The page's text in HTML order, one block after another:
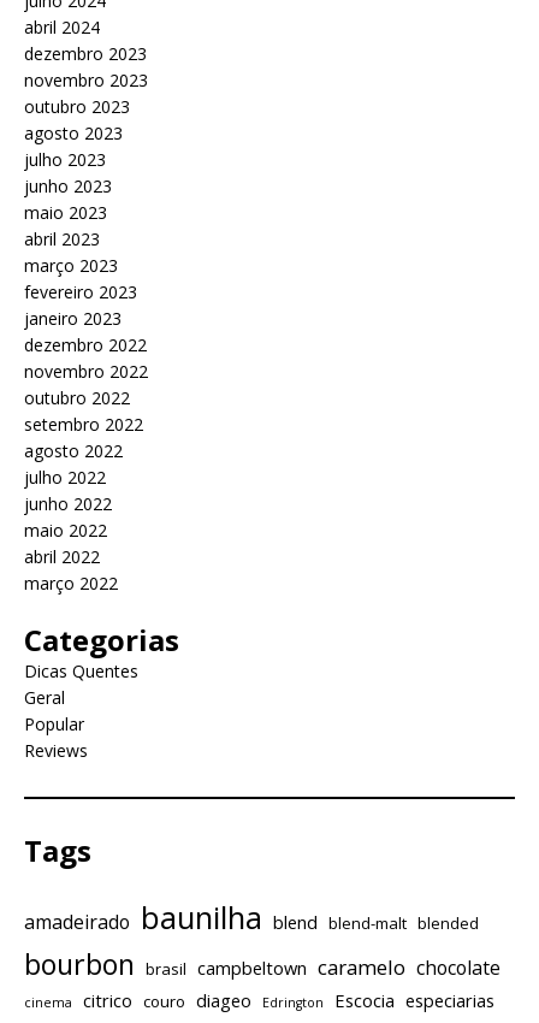
abril 2024
dezembro 2023
novembro 2023
outubro 2023
agosto 2023
julho 2023
junho 2023
maio 2023
abril 2023
março 2023
fevereiro 2023
janeiro 2023
dezembro 2022
novembro 2022
outubro 2022
setembro 2022
agosto 2022
julho 2022
junho 2022
maio 2022
abril 2022
março 2022
Categorias
Dicas Quentes
Geral
Popular
Reviews
Tags
amadeirado baunilha blend blend-malt blended
bourbon brasil campbeltown caramelo chocolate
cinema citrico couro diageo Edrington Escocia especiarias